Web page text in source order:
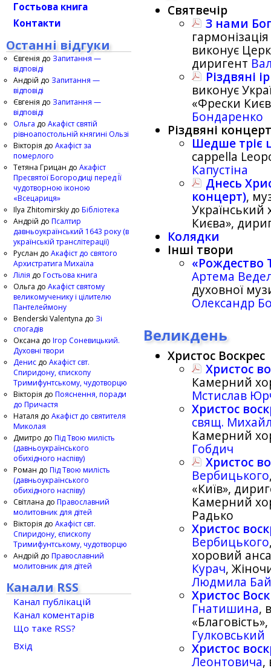
Святвечір
З нами Бог
виконує
диригент
Різдвяні
виконує
«Фрески
Бондаренко
Різдвяні
Шедше тріє
cappella
Капустіна
Днесь
концерт),
Український
Києва»,
Колядки
Інші твори
«Рождество
Артема
духовної
Олександр
Великдень
Христос Воскрес
Христос
Камерний
Мстислав
Христос
свящ.
Камерний
Гобдич
Христос
Вербицького
«Київ»,
Камерний
Радько
Христос
Вербицького
хоровий
Курач,
Людмила
Христос
Гнатишина,
Гулковський
Христос
Леонтовича,
Гостьова книга
Контакти
Останні відгуки
Євгенія до Запитання —
відповіді
Андрій до Запитання —
відповіді
Євгенія до Запитання —
відповіді
Ольга до Акафіст святій
рівноапостольній княгині Ользі
Вікторія до Акафіст за
померлого
Тетяна Грицан до Акафіст
Пресвятої Богородиці перед Її
чудотворною іконою
«Всецариця»
Ilya Zhitomirskiy до Бібліотека
Андрій до Псалтир
давньоукраїнський 1643 року (в
українській транслітерації)
Руслан до Акафіст до святого
Архистратига Михаїла
Лілія до Гостьова книга
Ольга до Акафіст святому
великомученику і цілителю
Пантелеймону
Benderski Valentyna до Зі
спогадів
Оксана до Ігор Соневицький.
Духовні твори
Денис до Акафіст свт.
Спиридону, єпископу
Тримифунтському, чудотворцю
Вікторія до Пояснення, поради
до Причастя
Наталя до Акафіст до святителя
Миколая
Дмитро до Під Твою милість
(давньоукраїнського
обихідного наспіву)
Роман до Під Твою милість
(давньоукраїнського
обихідного наспіву)
Світлана до Православний
молитовник для дітей
Вікторія до Акафіст свт.
Спиридону, єпископу
Тримифунтському, чудотворцю
Андрій до Православний
молитовник для дітей
Канали RSS
Канал публікацій
Канал коментарів
Що таке RSS?
Вхід